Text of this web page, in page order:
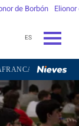
de Borbón Elionor
ES
21,9°